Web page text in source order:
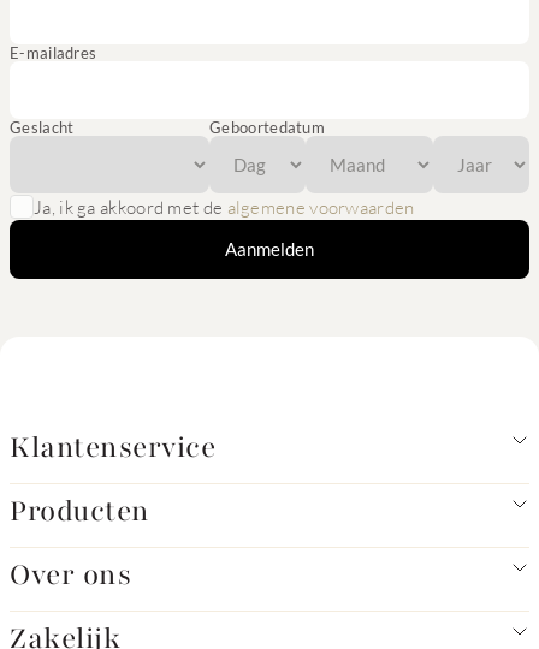
E-mailadres
Geslacht Geboortedatum
Ja, ik ga akkoord met de algemene voorwaarden
Aanmelden
Klantenservice
Producten
Over ons
Zakelijk